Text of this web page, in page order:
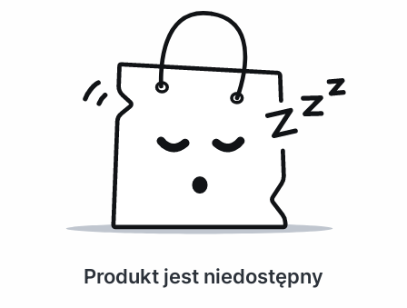
Produkt jest niedostępny